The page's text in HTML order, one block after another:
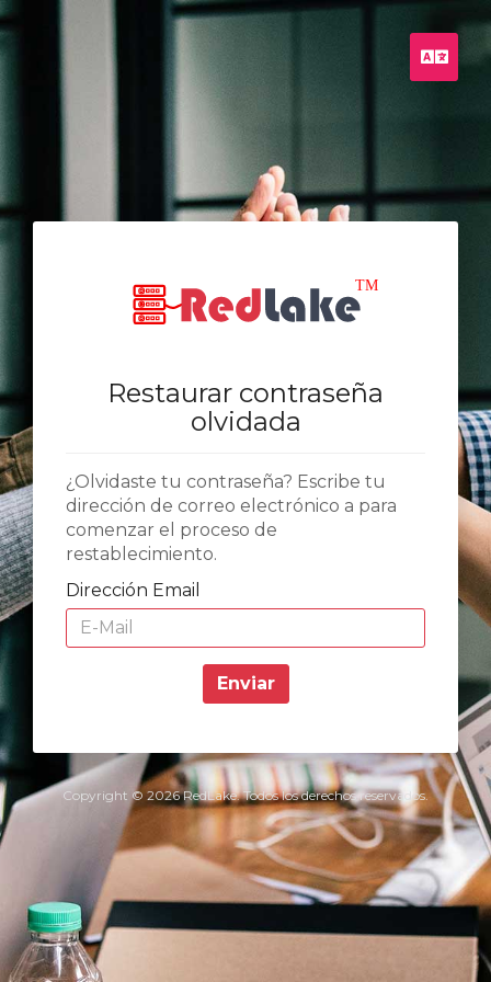
Restaurar contraseña
olvidada
¿Olvidaste tu contraseña? Escribe tu
dirección de correo electrónico a para
comenzar el proceso de
restablecimiento.
Dirección Email
Enviar
Copyright © 2026 RedLake. Todos los derechos reservados.